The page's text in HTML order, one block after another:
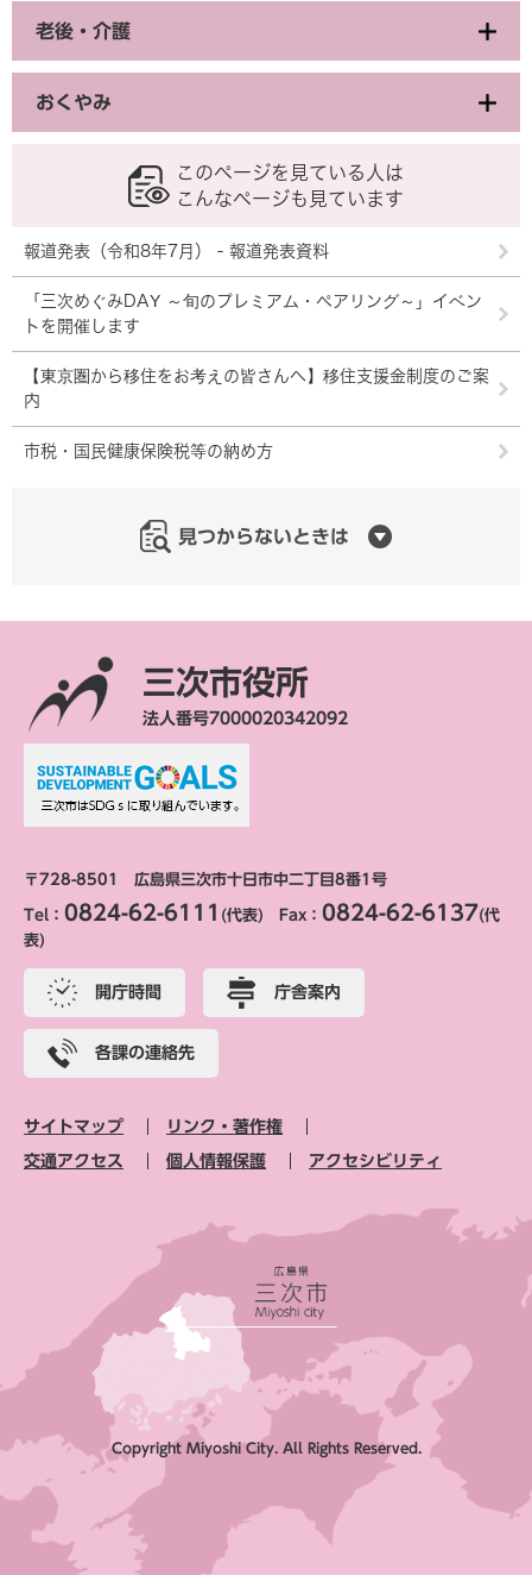
老後・介護
おくやみ
このページを見ている人は
こんなページも見ています
報道発表（令和8年7月） - 報道発表資料
「三次めぐみDAY ～旬のプレミアム・ペアリング～」イベン
トを開催します
【東京圏から移住をお考えの皆さんへ】移住支援金制度のご案
内
市税・国民健康保険税等の納め方
見つからないときは
三次市役所
法人番号7000020342092
〒728-8501 広島県三次市十日市中二丁目8番1号
Tel： 0824-62-6111 (代表) Fax： 0824-62-6137(代
表)
開庁時間 庁舎案内
各課の連絡先
サイトマップ リンク・著作権
交通アクセス 個人情報保護 アクセシビリティ
Copyright Miyoshi City. All Rights Reserved.